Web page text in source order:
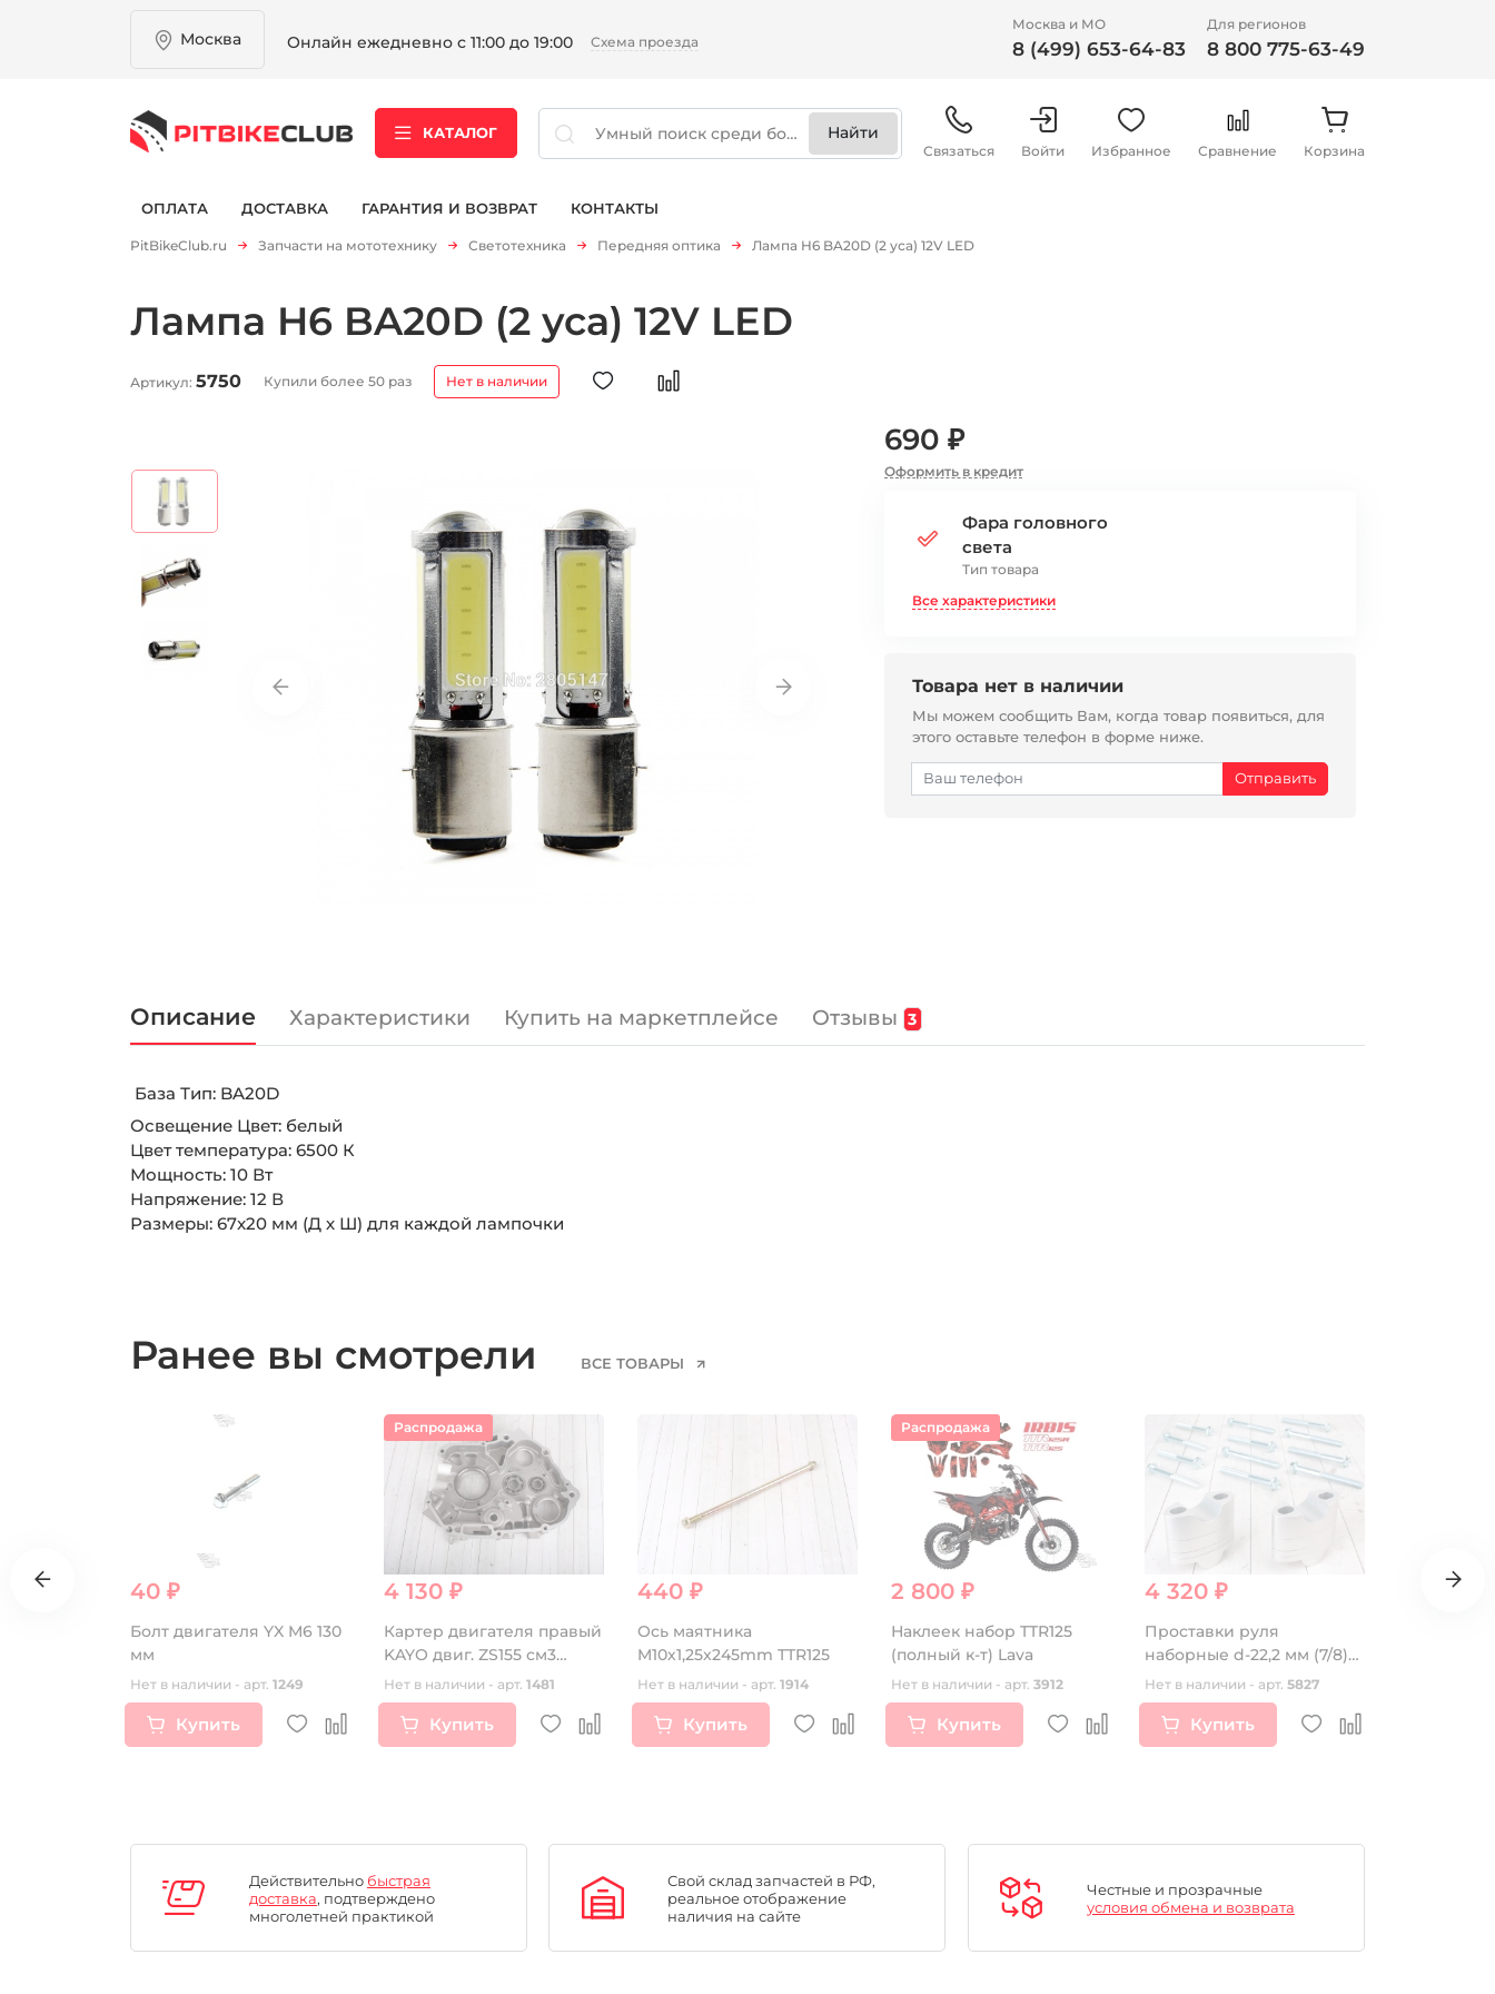
Москва Онлайн ежедневно с 11:00 до 19:00 Схема проезда
Москва и МО
8 (499) 653-64-83
Для регионов
8 800 775-63-49
КАТАЛОГ
Связаться Войти Избранное Сравнение Корзина
ОПЛАТА ДОСТАВКА ГАРАНТИЯ И ВОЗВРАТ КОНТАКТЫ
PitBikeClub.ru Запчасти на мототехнику Светотехника Передняя оптика Лампа H6 BA20D (2 уса) 12V LED
Лампа H6 BA20D (2 уса) 12V LED
Артикул: 5750 Купили более 50 раз Нет в наличии
690 ₽
Оформить в кредит
Фара головного
света
Тип товара
Все характеристики
Товара нет в наличии
Мы можем сообщить Вам, когда товар появиться, для
этого оставьте телефон в форме ниже.
Описание Характеристики Купить на маркетплейсе Отзывы 3
База Тип: BA20D
Освещение Цвет: белый
Цвет температура: 6500 К
Мощность: 10 Вт
Напряжение: 12 В
Размеры: 67x20 мм (Д х Ш) для каждой лампочки
Ранее вы смотрели ВСЕ ТОВАРЫ
40 ₽
Болт двигателя YX М6 130
мм
Нет в наличии - арт. 1249
Купить
Распродажа
4 130 ₽
Картер двигателя правый
KAYO двиг. ZS155 см3
(P060398) CN
Нет в наличии - арт. 1481
Купить
440 ₽
Ось маятника
M10х1,25x245mm TTR125
Нет в наличии - арт. 1914
Купить
Распродажа
2 800 ₽
Наклеек набор TTR125
(полный к-т) Lava
Нет в наличии - арт. 3912
Купить
4 320 ₽
Проставки руля
наборные d-22,2 мм (7/8)
SM-PARTS
Нет в наличии - арт. 5827
Купить
2 940 ₽
Действительно быстрая
доставка, подтверждено
многолетней практикой
Свой склад запчастей в РФ,
реальное отображение
наличия на сайте
Честные и прозрачные
условия обмена и возврата